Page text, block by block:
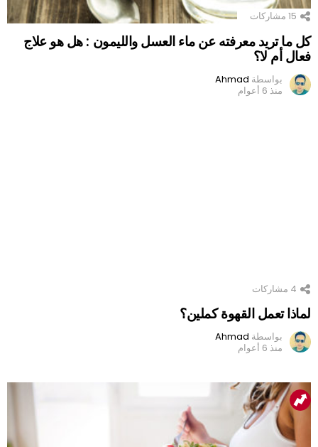
15 مشاركات
كل ما تريد معرفته عن ماء العسل والليمون : هل هو علاج
فعال أم لا؟
بواسطة Ahmad
منذ 6 أعوام
4 مشاركات
لماذا تعمل القهوة كملين؟
بواسطة Ahmad
منذ 6 أعوام